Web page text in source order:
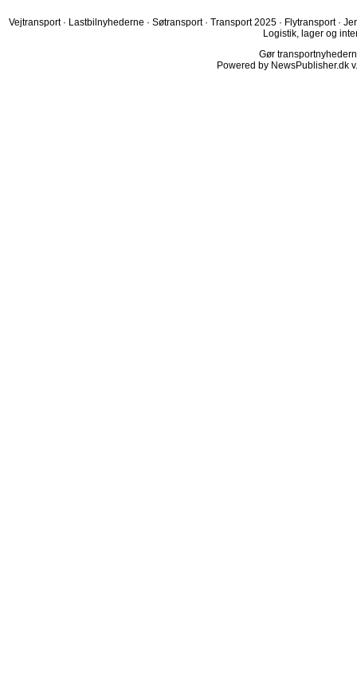
Vejtransport · Lastbilnyhederne · Søtransport · Transport 2025 · Flytransport ·
Logistik, lager og
Gør
Powered by NewsPublisher.dk